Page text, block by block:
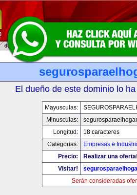
El dueño de este dominio lo
Mayusculas:
Minusculas:
Longitud:
18 caracteres
Categorias:
Empresas e
Precio:
Realizar una
Visitar!
Serán consideradas